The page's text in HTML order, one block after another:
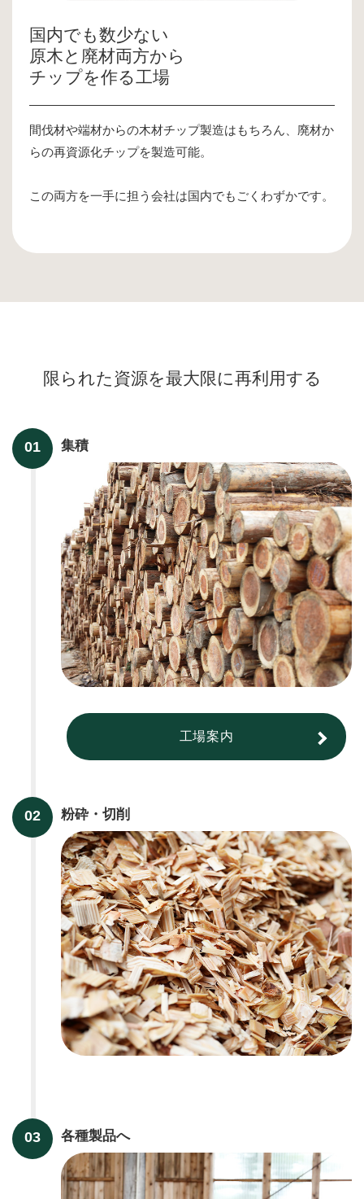
国内でも数少ない
原木と廃材両方から
チップを作る工場
間伐材や端材からの木材チップ製造はもちろん、廃材か
らの再資源化チップを製造可能。
この両方を一手に担う会社は国内でもごくわずかです。
限られた資源を最大限に再利用する
集積
工場案内
粉砕・切削
各種製品へ